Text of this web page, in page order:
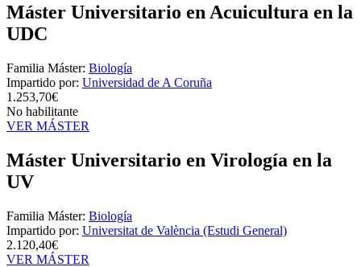
Máster Universitario en Acuicultura en la
UDC
Familia Máster: Biología
Impartido por: Universidad de A Coruña
1.253,70€
No habilitante
VER MÁSTER
Máster Universitario en Virología en la
UV
Familia Máster: Biología
Impartido por: Universitat de València (Estudi General)
2.120,40€
VER MÁSTER